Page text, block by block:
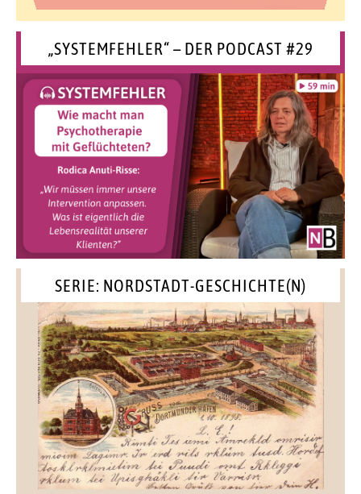
„SYSTEMFEHLER“ – DER PODCAST #29
SERIE: NORDSTADT-GESCHICHTE(N)